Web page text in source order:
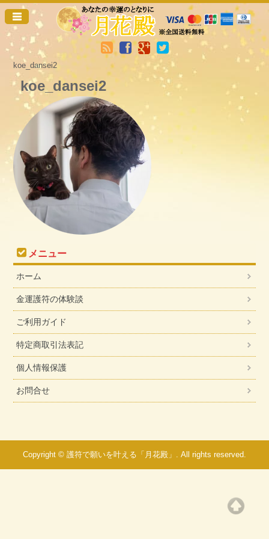
koe_dansei2
koe_dansei2
メニュー
ホーム
金運護符の体験談
ご利用ガイド
特定商取引法表記
個人情報保護
お問合せ
Copyright © 護符で願いを叶える「月花殿」. All rights reserved.